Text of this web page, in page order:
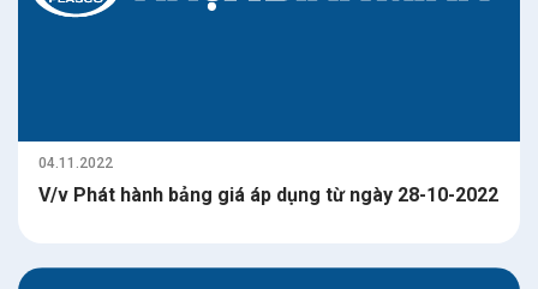
04.11.2022
V/v Phát hành bảng giá áp dụng từ ngày 28-10-2022